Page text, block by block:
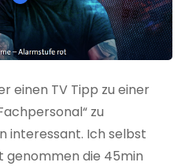
einen TV Tipp zu einer
zu
interessant. Ich selbst
genommen die 45min